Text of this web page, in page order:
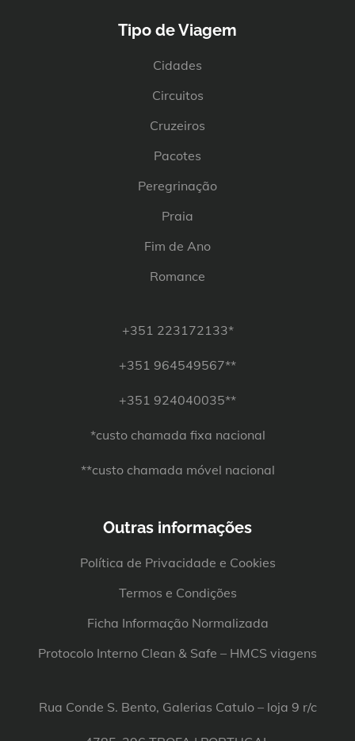
Tipo de Viagem
Cidades
Circuitos
Cruzeiros
Pacotes
Peregrinação
Praia
Fim de Ano
Romance
+351 223172133*
+351 964549567**
+351 924040035**
*custo chamada fixa nacional
**custo chamada móvel nacional
Outras informações
Política de Privacidade e Cookies
Termos e Condições
Ficha Informação Normalizada
Protocolo Interno Clean & Safe – HMCS viagens
Rua Conde S. Bento, Galerias Catulo – loja 9 r/c